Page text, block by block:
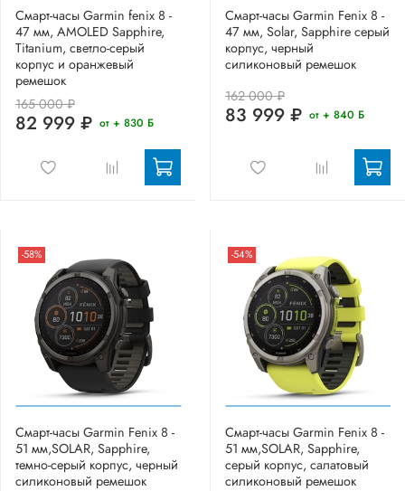
Смарт-часы Garmin fenix 8 -
47 мм, AMOLED Sapphire,
Titanium, светло-серый
корпус и оранжевый
ремешок
165 000 ₽
82 999 ₽ от + 830 Б
Смарт-часы Garmin Fenix 8 -
47 мм, Solar, Sapphire серый
корпус, черный
силиконовый ремешок
162 000 ₽
83 999 ₽ от + 840 Б
-58%
Смарт-часы Garmin Fenix 8 -
51 мм,SOLAR, Sapphire,
темно-серый корпус, черный
силиконовый ремешок
-54%
Смарт-часы Garmin Fenix 8 -
51 мм,SOLAR, Sapphire,
серый корпус, салатовый
силиконовый ремешок